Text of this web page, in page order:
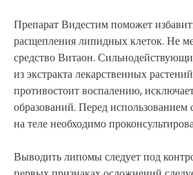
Препарат Видестим поможет
расщепления липидных клеток. Не
средство Витаон.
из экстракта лекарственных
противостоит воспалению,
образований. Перед использованием
на теле необходимо
Выводить липомы следует под